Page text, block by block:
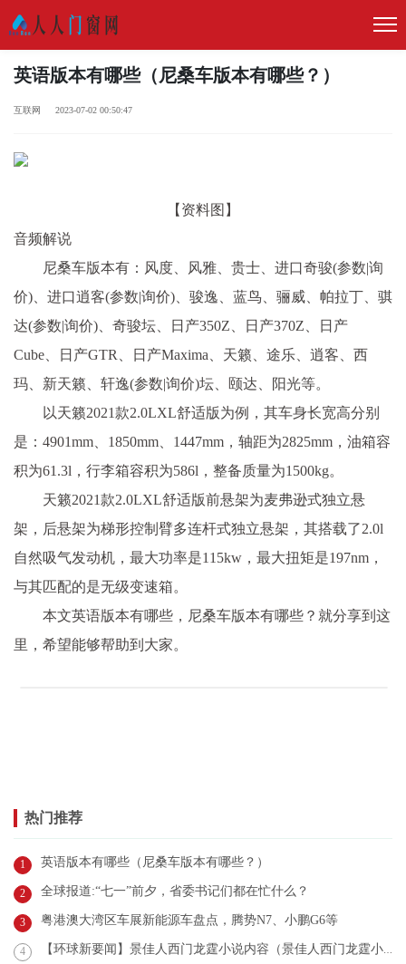
英语版本有哪些（尼桑车版本有哪些？）
互联网 2023-07-02 00:50:47
【资料图】
音频解说
尼桑车版本有：风度、风雅、贵士、进口奇骏(参数|询
价)、进口逍客(参数|询价)、骏逸、蓝鸟、骊威、帕拉丁、骐
达(参数|询价)、奇骏坛、日产350Z、日产370Z、日产
Cube、日产GTR、日产Maxima、天籁、途乐、逍客、西
玛、新天籁、轩逸(参数|询价)坛、颐达、阳光等。
以天籁2021款2.0LXL舒适版为例，其车身长宽高分别
是：4901mm、1850mm、1447mm，轴距为2825mm，油箱容
积为61.3l，行李箱容积为586l，整备质量为1500kg。
天籁2021款2.0LXL舒适版前悬架为麦弗逊式独立悬
架，后悬架为梯形控制臂多连杆式独立悬架，其搭载了2.0l
自然吸气发动机，最大功率是115kw，最大扭矩是197nm，
与其匹配的是无级变速箱。
本文英语版本有哪些，尼桑车版本有哪些？就分享到这
里，希望能够帮助到大家。
热门推荐
1 英语版本有哪些（尼桑车版本有哪些？）
2 全球报道:“七一”前夕，省委书记们都在忙什么？
3 粤港澳大湾区车展新能源车盘点，腾势N7、小鹏G6等
4 【环球新要闻】景佳人西门龙霆小说内容（景佳人西门龙霆小说）